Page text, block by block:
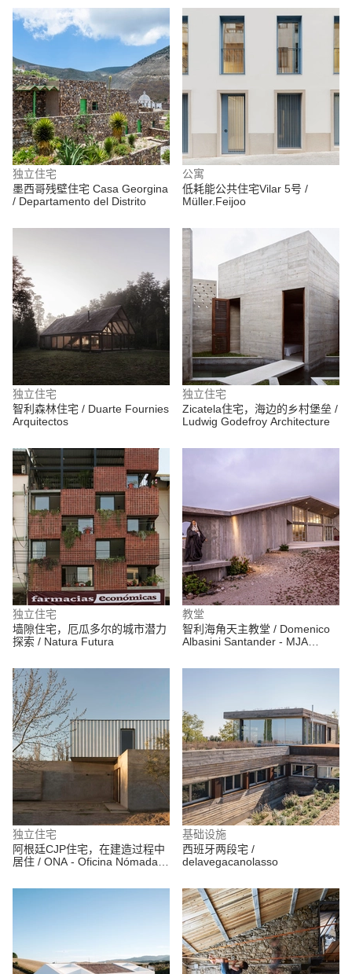
独立住宅
墨西哥残壁住宅 Casa Georgina
/ Departamento del Distrito
公寓
低耗能公共住宅Vilar 5号 /
Müller.Feijoo
独立住宅
智利森林住宅 / Duarte Fournies
Arquitectos
独立住宅
Zicatela住宅，海边的乡村堡垒 /
Ludwig Godefroy Architecture
独立住宅
墙隙住宅，厄瓜多尔的城市潜力
探索 / Natura Futura
教堂
智利海角天主教堂 / Domenico
Albasini Santander - MJA
独立住宅
阿根廷CJP住宅，在建造过程中
居住 / ONA - Oficina Nómada
基础设施
西班牙两段宅 /
delavegacanolasso